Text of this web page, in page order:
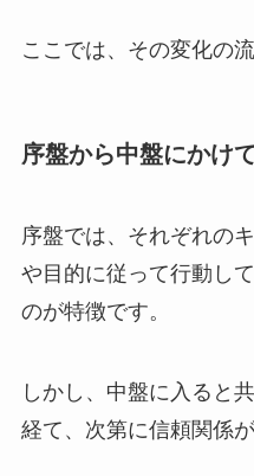
ここでは、その変化の
序盤から中盤にかけ
序盤では、それぞれの
や目的に従って行動して
のが特徴です。
しかし、中盤に入ると
経て、次第に信頼関係